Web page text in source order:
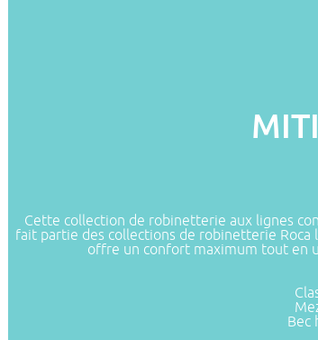
Cette collection de robinetterie aux lignes
fait partie des collections de robinetterie Roca
offre un confort maximum tout en
Bec